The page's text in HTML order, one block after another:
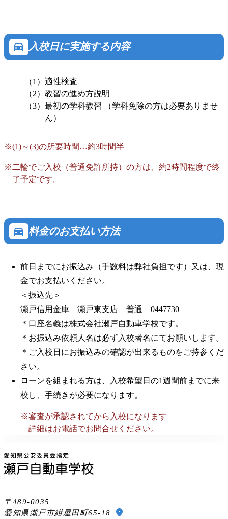
directions_car 入校日に実施する内容
適性検査
教習の進め方説明
最初の学科教習 （学科免除の方は必要ありませ
ん）
(1)～(3)の所要時間…約3時間半
二輪でご入校（普通免許所持）の方は、約2時間程度で終
了予定です。
directions_car 料金のお支払い方法
前日までにお振込み（手数料は弊社負担です）又は、現
金でお支払いください。
＜振込先＞
瀬戸信用金庫 瀬戸東支店 普通 0447730
＊口座名義は株式会社瀬戸自動車学校です。
＊お振込み依頼人名は必ず入校者名にてお願いします。
＊ご入校日にお振込みの確認が出来るものをご持参くだ
さい。
ローンを組まれる方は、入校希望日の1週間前までに来
校し、手続きが必要になります。
審査が承認されてから入校になります
詳細はお電話でお問合せください。
489-0035
愛知県瀬戸市紺屋田町65-18
location_on